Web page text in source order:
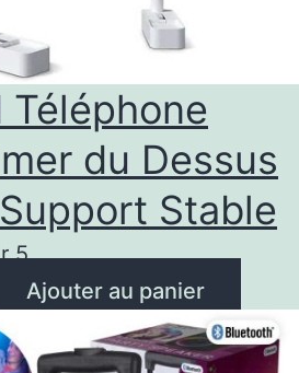
Téléphone
du Dessus
Stable
5
Ajouter au panier